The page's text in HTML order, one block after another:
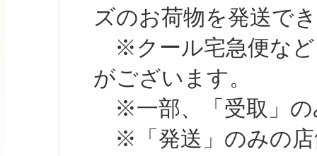
ズのお荷物を発送で
※クール宅急便など
がございます。
※一部、「受取」の
※「発送」のみの店